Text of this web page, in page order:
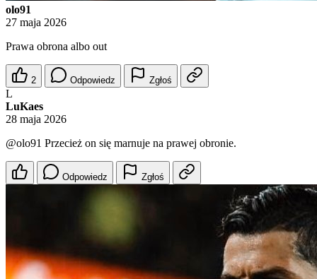
olo91
27 maja 2026
Prawa obrona albo out
2 Odpowiedz Zgłoś
L
LuKaes
28 maja 2026
@olo91 Przecież on się marnuje na prawej obronie.
Odpowiedz Zgłoś